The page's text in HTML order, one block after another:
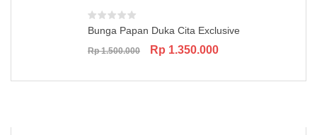
Bunga Papan Duka Cita Exclusive
Rp1.500.000
Original
Rp 1.350.000Current